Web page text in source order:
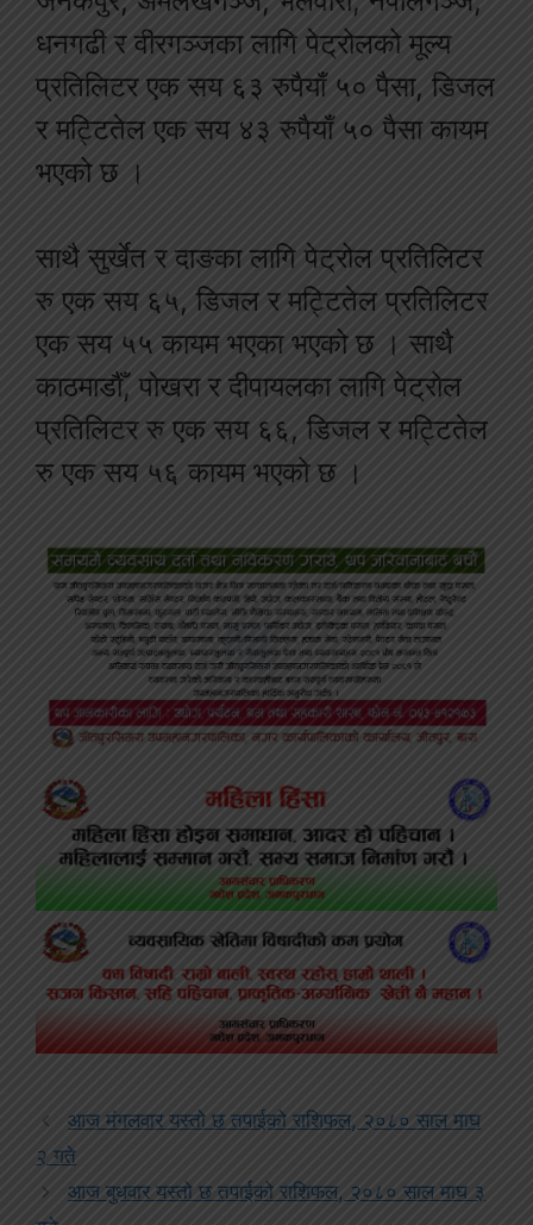
धनगढी र वीरगञ्जका लागि पेट्रोलको मूल्य
प्रतिलिटर एक सय ६३ रुपैयाँ ५० पैसा, डिजल
र मट्टितेल एक सय ४३ रुपैयाँ ५० पैसा कायम
भएको छ ।
साथै सुर्खेत र दाङका लागि पेट्रोल प्रतिलिटर
रु एक सय ६५, डिजल र मट्टितेल प्रतिलिटर
एक सय ५५ कायम भएका भएको छ । साथै
काठमाडौँ, पोखरा र दीपायलका लागि पेट्रोल
प्रतिलिटर रु एक सय ६६, डिजल र मट्टितेल
रु एक सय ५६ कायम भएको छ ।
आज मंगलवार यस्तो छ तपाईको राशिफल, २०८० साल माघ
२ गते
आज बुधवार यस्तो छ तपाईको राशिफल, २०८० साल माघ ३